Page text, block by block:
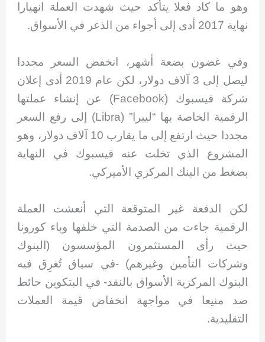
وهو ما كاد فعلا يتأكد حيث شهدت العملة انهيارا
نهاية 2017 أدى إلى أجواء من الذعر في الأسواق.
وفي غضون بضعة أشهر، انخفض السعر مجددا
ليصل إلى 3 آلاف دولار، لكن عام 2019 أدى إعلان
شركة فيسبوك (Facebook) عن إنشاء عملتها
الرقمية الخاصة بها “ليبرا” (Libra) إلى رفع السعر
مجددا حيث ارتفع إلى ما يقارب 10 آلاف دولار، وهو
المشروع الذي تخلت عنه فيسبوك في النهاية
بضغط من البنك المركزي الأميركي.
لكن الدفعة غير المتوقعة التي أنعشت العملة
الرقمية جاءت من الصدمة التي خلفها وباء كورونا
حيث رأى المستثمرون المؤسسون (البنوك
وشركات التأمين وغيرهم) -في سياق تُغرِق فيه
البنوك المركزية الأسواق بالنقد- في البتكوين حائط
صد منيعا في مواجهة انخفاض قيمة العملات
التقليدية.